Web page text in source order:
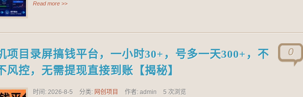
Read more >>
项目录屏搞钱平台，一小时30+，号多一天300+，不
风控，无需提现直接到账【揭秘】
时间: 2026-8-5 分类: 网创项目 作者: admin
5 次浏览
0